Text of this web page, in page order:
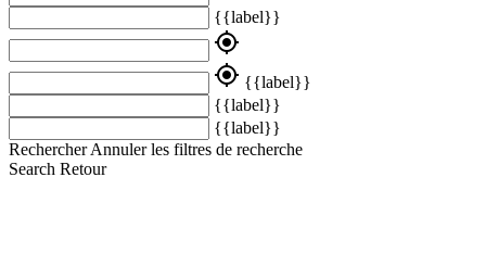
{{label}}
my_location
my_location {{label}}
{{label}}
{{label}}
Rechercher Annuler les filtres de recherche
Search Retour